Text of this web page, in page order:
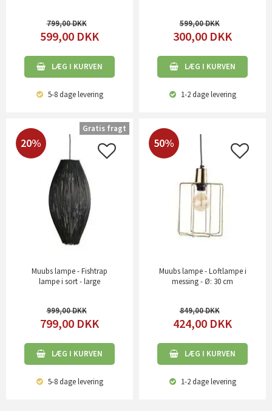
799,00
599,00 DKK
LÆG I KURVEN
5-8 dagelevering
599,00
300,00 DKK
LÆG I KURVEN
1-2 dagelevering
20%
Muubs lampe - Fishtrap
lampe i sort - large
999,00
799,00 DKK
LÆG I KURVEN
5-8 dagelevering
Gratis fragt
50%
Muubs lampe - Loftlampe i
messing - Ø: 30 cm
849,00
424,00 DKK
LÆG I KURVEN
1-2 dagelevering